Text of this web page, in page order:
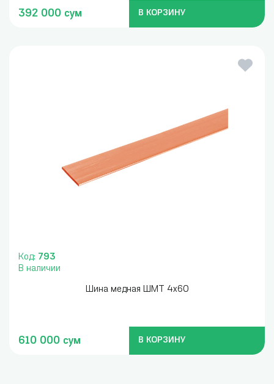
392 000 сум В КОРЗИНУ
Код: 793
В наличии
Шина медная ШМТ 4х60
610 000 сум В КОРЗИНУ